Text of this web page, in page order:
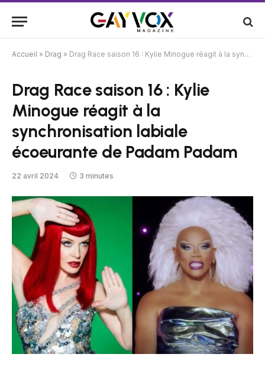
Accueil » Drag » Drag Race saison 16 : Kylie Minogue réagit à la synchronisation labiale écoeurante de Padam Padam
Drag Race saison 16 : Kylie
Minogue réagit à la
synchronisation labiale
écoeurante de Padam Padam
22 avril 2024 3 minutes